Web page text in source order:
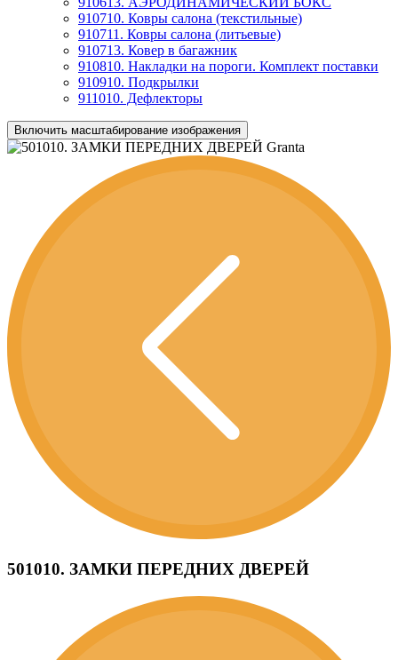
910710. Ковры салона (текстильные)
910711. Ковры салона (литьевые)
910713. Ковер в багажник
910810. Накладки на пороги. Комплект поставки
910910. Подкрылки
911010. Дефлекторы
Включить масштабирование изображения
501010. ЗАМКИ ПЕРЕДНИХ ДВЕРЕЙ